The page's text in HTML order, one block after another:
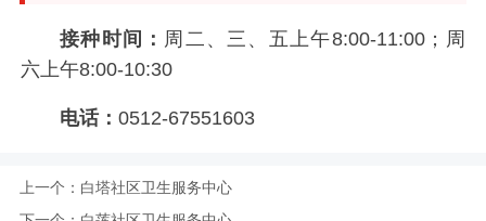
接种时间： 周二、三、五上午8:00-11:00；周
六上午8:00-10:30
电话： 0512-67551603
上一个： 白塔社区卫生服务中心